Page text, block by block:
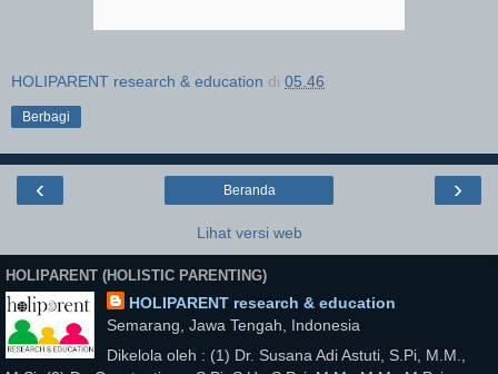
HOLIPARENT research & education di 05.46
Berbagi
‹ ›
Beranda
Lihat versi web
HOLIPARENT (HOLISTIC PARENTING)
HOLIPARENT research & education
Semarang, Jawa Tengah, Indonesia
Dikelola oleh : (1) Dr. Susana Adi Astuti, S.Pi, M.M.,